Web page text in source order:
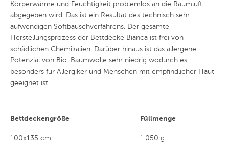
Körperwärme und Feuchtigkeit problemlos an die Raumluft
abgegeben wird. Das ist ein Resultat des technisch sehr
aufwendigen Softbauschverfahrens. Der gesamte
Herstellungsprozess der Bettdecke Bianca ist frei von
schädlichen Chemikalien. Darüber hinaus ist das allergene
Potenzial von Bio-Baumwolle sehr niedrig wodurch es
besonders für Allergiker und Menschen mit empfindlicher Haut
geeignet ist.
Bettdeckengröße Füllmenge
100x135 cm 1.050 g